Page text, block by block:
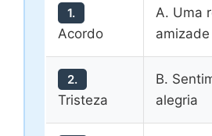
1.
Acordo
A. Uma
amizade
2.
Tristeza
B.
alegria